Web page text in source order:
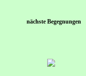
nächste Begegnungen